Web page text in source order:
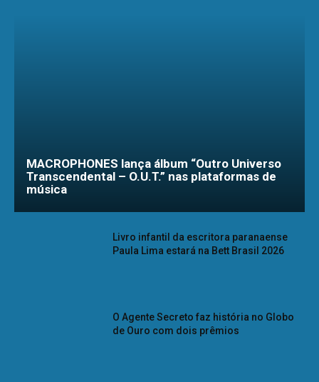
MACROPHONES lança álbum “Outro Universo
Transcendental – O.U.T.” nas plataformas de
música
Livro infantil da escritora paranaense
Paula Lima estará na Bett Brasil 2026
O Agente Secreto faz história no Globo
de Ouro com dois prêmios